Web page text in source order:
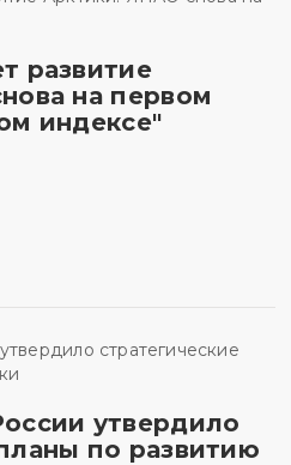
развитие
на первом
индексе"
утвердило
по развитию